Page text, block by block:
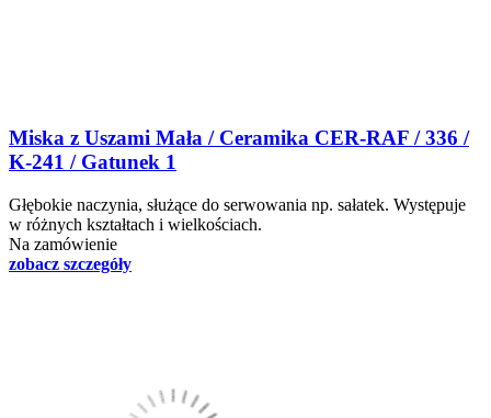
Miska z Uszami Mała / Ceramika CER-RAF / 336 /
K-241 / Gatunek 1
Głębokie naczynia, służące do serwowania np. sałatek. Występuje
w różnych kształtach i wielkościach.
Na zamówienie
zobacz szczegóły